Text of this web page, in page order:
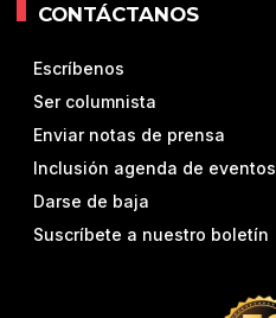
CONTÁCTANOS
Escríbenos
Ser columnista
Enviar notas de prensa
Inclusión agenda de eventos
Darse de baja
Suscríbete a nuestro boletín